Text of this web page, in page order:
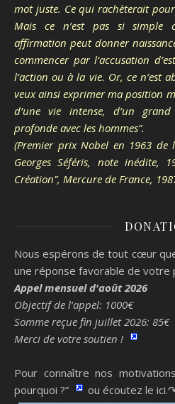
mot juste. Ce qui rachèterait
Mais ce n’est pas si simple
affirmation peut donner
commencer par l’accusation
l’action ou à la vie. Or, ce n’est
veux ainsi exprimer ma position
d’une vie intense, d’un
profonde avec les hommes”.
(Premier prix Nobel en 1963 de
Georges Séféris, note inédite,
Création”, Mercure de France,
Nous espérons de tout cœur
une réponse favorable de votre
Appel mensuel d'août 2026
Objectif de l’appel: 1000€
Somme reçue fin juillet 2026: 85€
Merci de votre soutien !
Pour connaître nos
pourquoi ?”
ou écoutez le